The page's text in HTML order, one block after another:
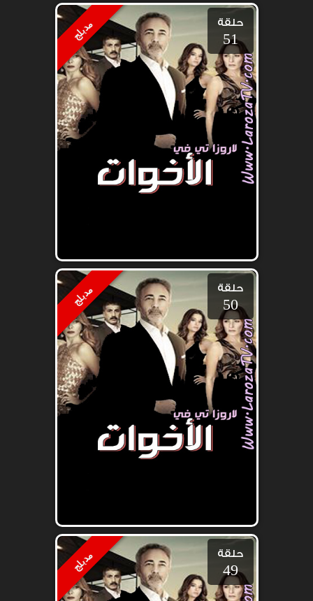
مدبلج حلقة
51
مدبلج حلقة
50
مدبلج حلقة
49